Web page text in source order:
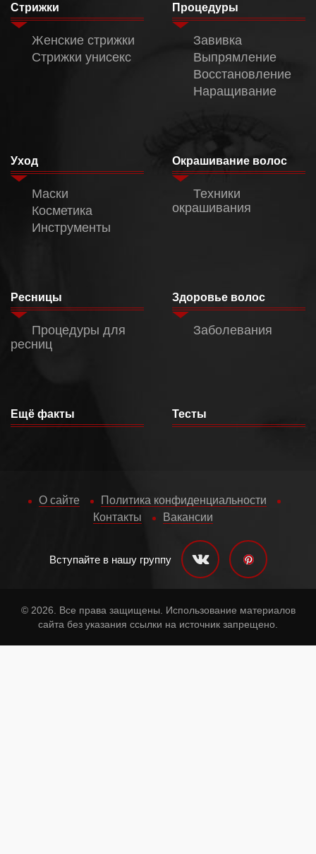
Стрижки
Женские стрижки
Стрижки унисекс
Процедуры
Завивка
Выпрямление
Восстановление
Наращивание
Уход
Маски
Косметика
Инструменты
Окрашивание волос
Техники
окрашивания
Ресницы
Процедуры для
ресниц
Здоровье волос
Заболевания
Ещё факты Тесты
О сайте
Политика конфиденциальности
Контакты
Вакансии
Вступайте в нашу группу
© 2026. Все права защищены. Использование материалов
сайта без указания ссылки на источник запрещено.